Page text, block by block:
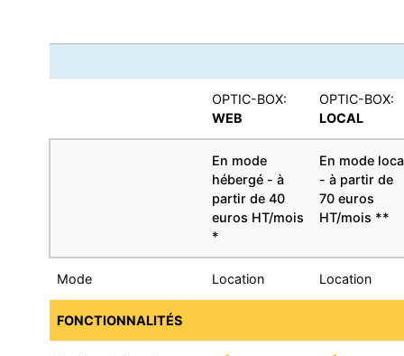
OPTIC-BOX:
WEB
OPTIC-BOX:
LOCAL
En mode
hébergé - à
partir de 40
euros HT/mois
*
En mode
- à partir de
70 euros
HT/mois **
Mode Location Location
FONCTIONNALITÉS